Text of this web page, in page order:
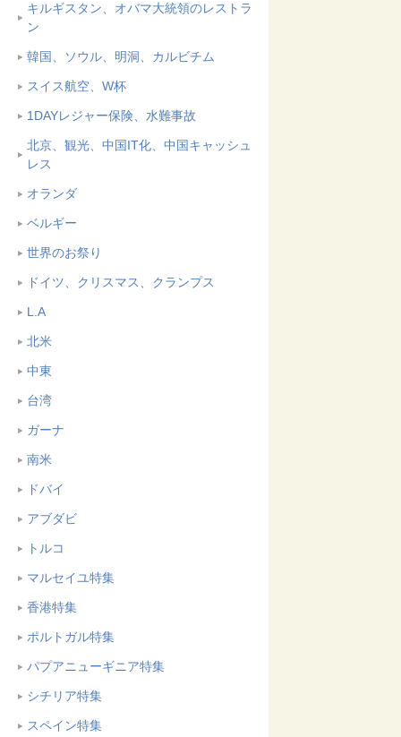
キルギスタン、オバマ大統領のレストラ
ン
韓国、ソウル、明洞、カルビチム
スイス航空、W杯
1DAYレジャー保険、水難事故
北京、観光、中国IT化、中国キャッシュ
レス
オランダ
ベルギー
世界のお祭り
ドイツ、クリスマス、クランプス
L.A
北米
中東
台湾
ガーナ
南米
ドバイ
アブダビ
トルコ
マルセイユ特集
香港特集
ポルトガル特集
パプアニューギニア特集
シチリア特集
スペイン特集